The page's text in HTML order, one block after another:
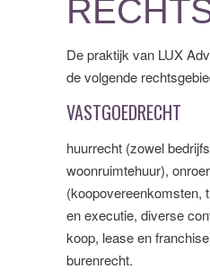
De praktijk van LUX
de volgende
VASTGOEDRECHT
huurrecht (zowel
woonruimtehuur),
(koopovereenkomsten,
en executie, diverse
koop, lease en
burenrecht.